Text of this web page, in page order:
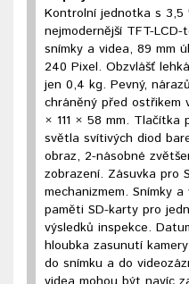
Kontrolní jednotka s 3,5
nejmodernější TFT-
snímky a videa, 89 mm
240 Pixel. Obzvlášť
jen 0,4 kg. Pevný,
chráněný před ostřikem
× 111 × 58 mm.
světla svítivých diod
obraz, 2-násobné
zobrazení. Zásuvka pro
mechanizmem. Snímky
paměti SD-karty pro
výsledků inspekce.
hloubka zasunutí
do snímku a do